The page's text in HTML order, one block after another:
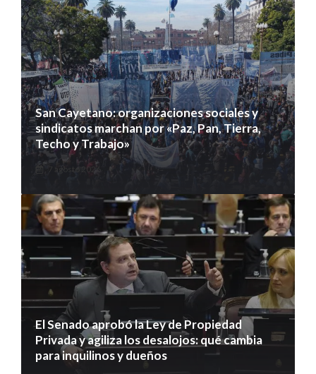
San Cayetano: organizaciones sociales y
sindicatos marchan por «Paz, Pan, Tierra,
Techo y Trabajo»
7 agosto 2026
El Senado aprobó la Ley de Propiedad
Privada y agiliza los desalojos: qué cambia
para inquilinos y dueños